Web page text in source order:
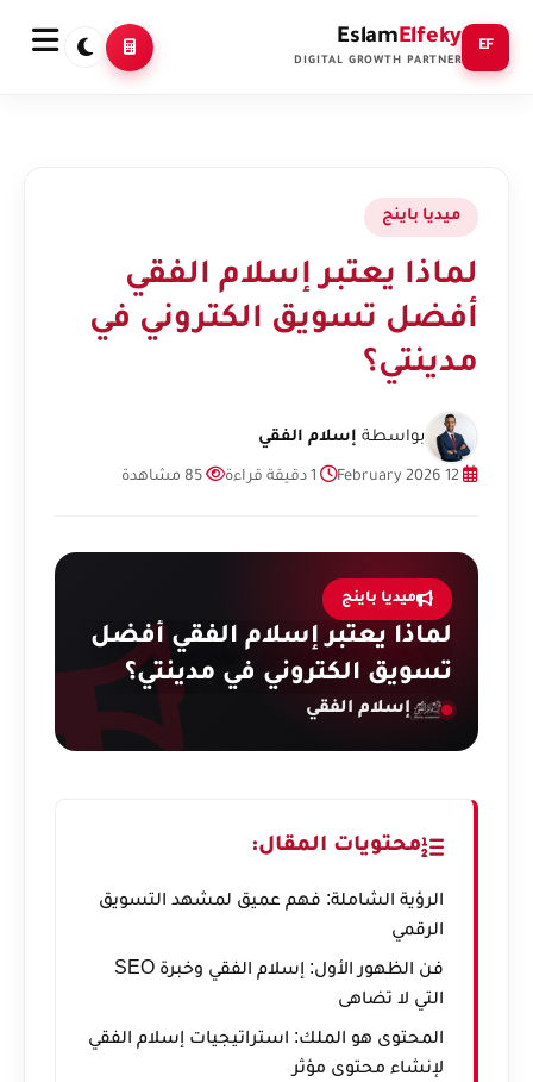
EF
EslamElfeky
DIGITAL GROWTH PARTNER
ميديا باينج
لماذا يعتبر إسلام الفقي
أفضل تسويق الكتروني في
مدينتي؟
بواسطة إسلام الفقي
ميديا باينج
لماذا يعتبر إسلام الفقي أفضل
تسويق الكتروني في مدينتي؟
إسلام الفقي
محتويات المقال:
الرؤية الشاملة: فهم عميق لمشهد التسويق
الرقمي
فن الظهور الأول: إسلام الفقي وخبرة SEO
التي لا تضاهى
المحتوى هو الملك: استراتيجيات إسلام الفقي
لإنشاء محتوى مؤثر